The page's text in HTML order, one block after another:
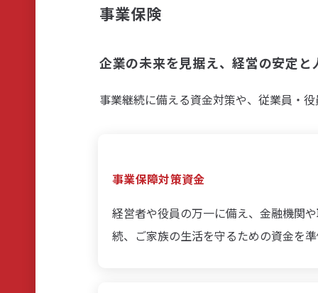
事業保険
企業の未来を見据え、経営の安定
事業継続に備える資金対策や、従業員・
事業保障対策資金
経営者や役員の万一に備え、金融機関
続、ご家族の生活を守るための資金を